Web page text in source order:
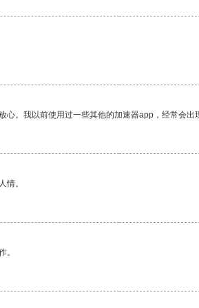
。我以前使用过一些其他的加速器app，经常会出
情。
。